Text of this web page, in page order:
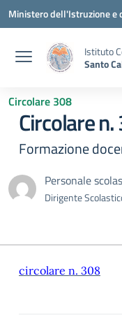
Vai ai contenuti
Vai al menu di navigazione
Vai al footer
Ministero dell'Istruzione e
Istituto
Santo
Circolare 308
Circolare
Formazione
Personale
Dirigente
circolare n. 308